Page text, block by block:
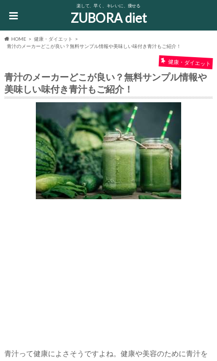
楽して、早く、キレいに、痩せる
ZUBORA diet
HOME
健康・ダイエット
青汁のメーカーどこが良い？無料サンプル情報や美味しい味付き青汁もご紹介！
健康・ダイエット
青汁のメーカーどこが良い？無料サンプル情報や
美味しい味付き青汁もご紹介！
青汁って健康によさそうですよね。健康や美容のために青汁を